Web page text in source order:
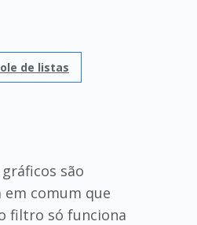
de listas
são
comum que
filtro só funciona